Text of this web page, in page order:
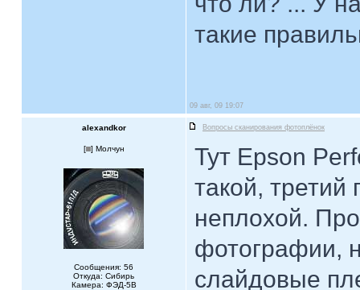
такие
09 авг, 09 19:07
alexandkor Вопросы сканирования фотоплёнок
[ ] Молчун
Сообщения: 56
Откуда: Сибирь
Камера: ФЭД-5В
Тут Epson
такой,
неплохой.
фотографии,
слайдовые